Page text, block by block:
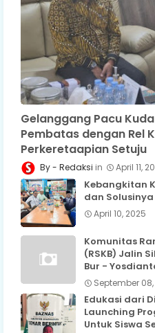
Gelanggang Pacu
Pembatas dengan Rel
Perkeretaapian Setuju
Redaksi April 11,
Kebangkitan
dan
April 10, 2025
Komunitas
(RSKB) Jalin
Bur -
September
Edukasi dari
Launching
Untuk Siswa